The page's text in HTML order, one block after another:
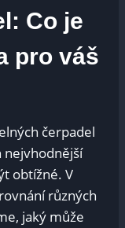
Co je
pro váš
čerpadel
nejvhodnější
obtížné. V
různých
jaký může